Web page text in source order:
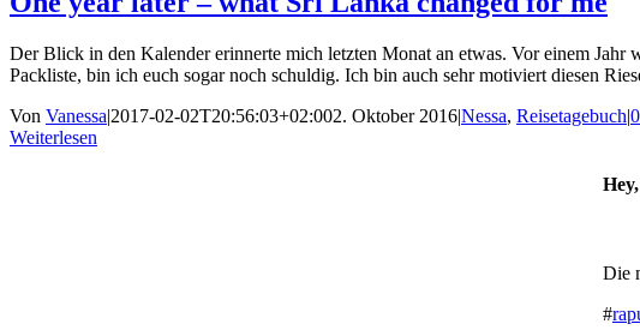
Der Blick in den Kalender erinnerte mich letzten Monat an etwas. Vor einem
Packliste, bin ich euch sogar noch schuldig. Ich bin auch sehr motiviert diesen
Von Vanessa|2017-02-02T20:56:03+02:002. Oktober 2016|Nessa, Reisetagebuch|
Weiterlesen
Die
#